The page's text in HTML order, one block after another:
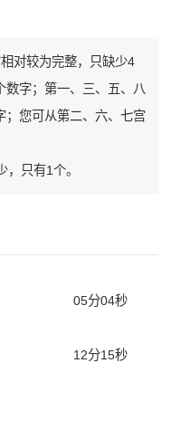
对较为完整，只缺少4
数字；第一、三、五、八
；您可从第二、六、七宫
只有1个。
05分04秒
12分15秒